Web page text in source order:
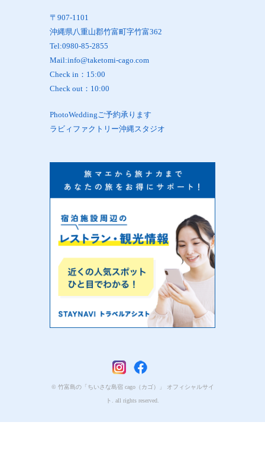
〒907-1101
沖縄県八重山郡竹富町字竹富362
Tel:0980-85-2855
Mail:info@taketomi-cago.com
Check in：15:00
Check out：10:00
PhotoWeddingご予約承ります
ラビィファクトリー沖縄スタジオ
© 竹富島の「ちいさな島宿 cago（カゴ）」 オフィシャルサイ
ト. all rights reserved.